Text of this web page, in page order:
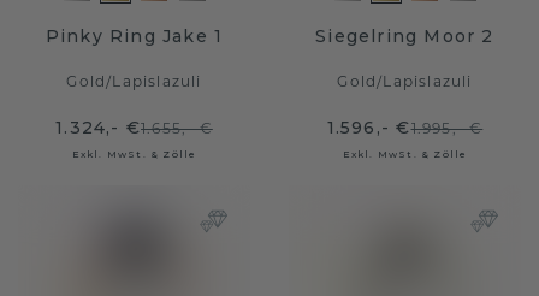
Pinky Ring Jake 1
Gold/Lapislazuli
1.324,- €1.655,- €
Exkl. MwSt. & Zölle
Siegelring Moor 2
Gold/Lapislazuli
1.596,- €1.995,- €
Exkl. MwSt. & Zölle